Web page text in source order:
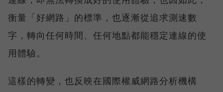
衡量「好網路」的標準，也逐漸從追求測速數
字，轉向任何時間、任何地點都能穩定連線的使
用體驗。
這樣的轉變，也反映在國際權威網路分析機構